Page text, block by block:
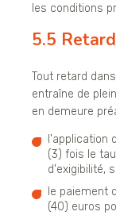
les conditions
5.5
Tout retard
entraîne de
en demeure
l'application
(3) fois le
d'exigibilité,
le paiement
(40) euros